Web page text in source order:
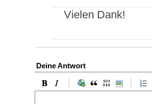
Vielen Dank!
Deine Antwort